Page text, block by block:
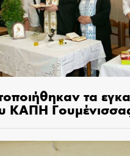
τα
ΚΑΠΗ